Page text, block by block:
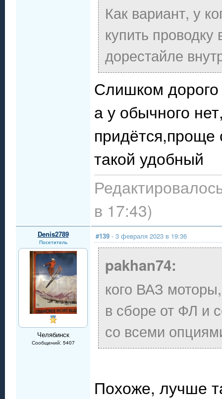
Как вариант, у
купить
дорестайле
Слишком дорого
а у обычного
придётся,проще
такой удобный
в 17:43)
Denis2789
Посетитель
Челябинск
Сообщений: 5407
#139 - 3 февраля 2023 в 19:36
pakhan74:
кого ВАЗ
в сборе от ФЛ и
со всеми
Похоже, лучше